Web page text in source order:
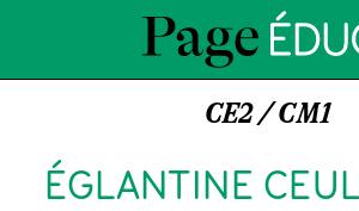
CE2 / CM1
ÉGLANTINE